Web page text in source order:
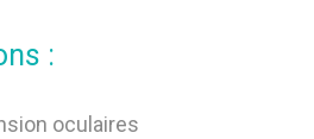
:
oculaires